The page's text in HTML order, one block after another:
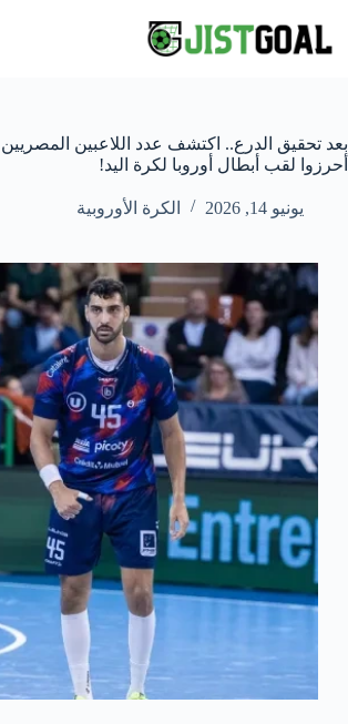
المحتوى
بعد تحقيق الدرع.. اكتشف عدد اللاعبين المصريين
أحرزوا لقب أبطال أوروبا لكرة اليد!
يونيو 14, 2026 الكرة الأوروبية